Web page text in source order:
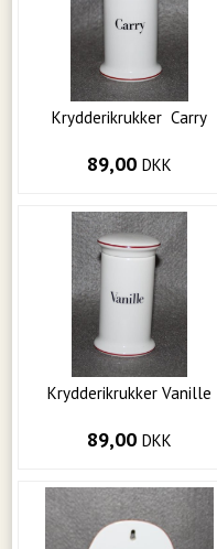
Krydderikrukker Carry
89,00DKK
Krydderikrukker Vanille
89,00DKK